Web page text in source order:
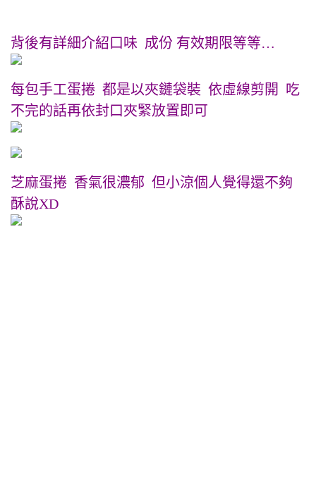
背後有詳細介紹口味 成份 有效期限等等…
每包手工蛋捲 都是以夾鏈袋裝 依虛線剪開 吃
不完的話再依封口夾緊放置即可
芝麻蛋捲 香氣很濃郁 但小涼個人覺得還不夠
酥說XD